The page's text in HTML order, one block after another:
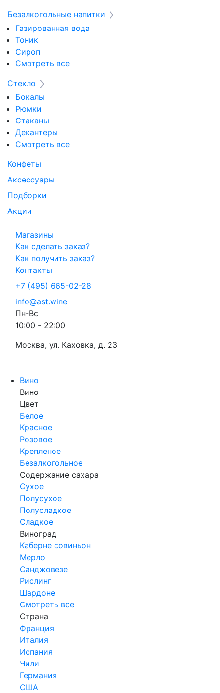
Безалкогольные напитки
Газированная вода
Тоник
Сироп
Смотреть все
Стекло
Бокалы
Рюмки
Стаканы
Декантеры
Смотреть все
Конфеты
Аксессуары
Подборки
Акции
Магазины
Как сделать заказ?
Как получить заказ?
Контакты
+7 (495) 665-02-28
info@ast.wine
Пн-Вс
10:00 - 22:00
Москва, ул. Каховка, д. 23
Вино
Вино
Цвет
Белое
Красное
Розовое
Крепленое
Безалкогольное
Содержание сахара
Сухое
Полусухое
Полусладкое
Сладкое
Виноград
Каберне совиньон
Мерло
Санджовезе
Рислинг
Шардоне
Смотреть все
Страна
Франция
Италия
Испания
Чили
Германия
США